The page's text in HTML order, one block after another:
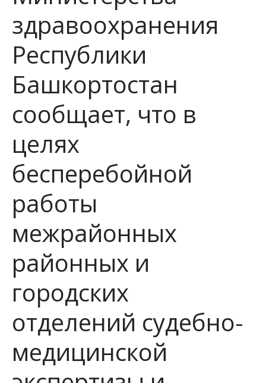
здравоохранения
Республики
Башкортостан
сообщает, что в
целях
бесперебойной
работы
межрайонных
районных и
городских
отделений судебно-
медицинской